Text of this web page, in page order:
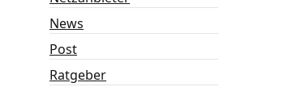
News
Post
Ratgeber